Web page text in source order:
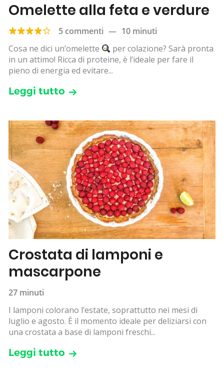
Omelette alla feta e verdure
5 commenti — 10 minuti
Cosa ne dici un’omelette
per colazione? Sarà pronta
in un attimo! Ricca di proteine, è l’ideale per fare il
pieno di energia ed evitare...
Leggi tutto
Crostata di lamponi e
mascarpone
27 minuti
I lamponi colorano l’estate, soprattutto nei mesi di
luglio e agosto. È il momento ideale per deliziarsi con
una crostata a base di lamponi freschi...
Leggi tutto